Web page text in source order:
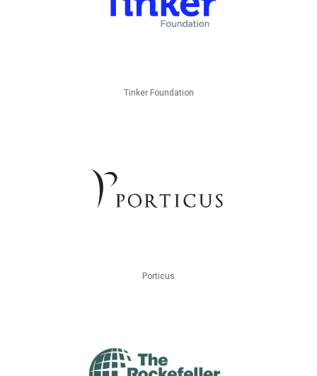
Tinker Foundation
Porticus